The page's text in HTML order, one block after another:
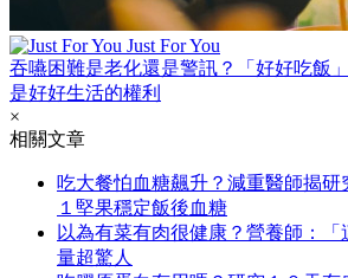
Just For You
吞嚥困難是老化還是警訊？「好好吃飯
是好好生活的權利
×
相關文章
吃大餐怕血糖飆升？減重醫師揭研
１堅果穩定飯後血糖
以為有菜有肉很健康？營養師：
量超驚人